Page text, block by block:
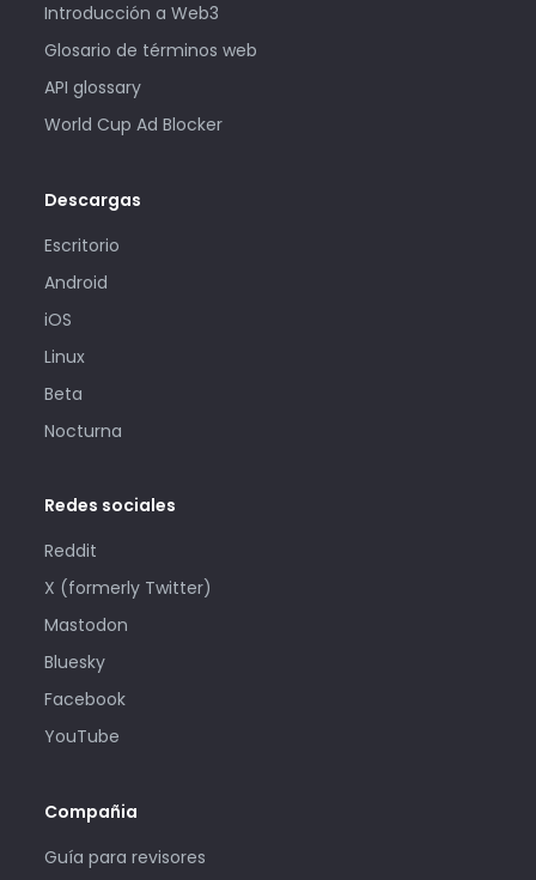
Introducción a Web3
Glosario de términos web
API glossary
World Cup Ad Blocker
Descargas
Escritorio
Android
iOS
Linux
Beta
Nocturna
Redes sociales
Reddit
X (formerly Twitter)
Mastodon
Bluesky
Facebook
YouTube
Compañia
Guía para revisores